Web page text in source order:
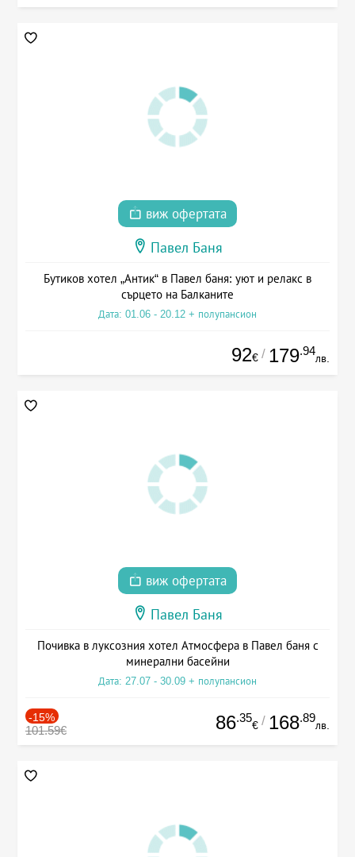
виж офертата
Павел Баня
Бутиков хотел „Антик“ в Павел баня: уют и релакс в
сърцето на Балканите
Дата: 01.06 - 20.12 + полупансион
92€ / 179.94
лв.
виж офертата
Павел Баня
Почивка в луксозния хотел Атмосфера в Павел баня с
минерални басейни
Дата: 27.07 - 30.09 + полупансион
-15%
101.59€ 86.35
€ / 168.89
лв.